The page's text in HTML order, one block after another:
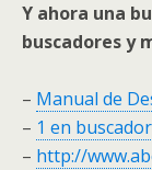
Y ahora una
buscadores y
– Manual de
– 1 en
– http://